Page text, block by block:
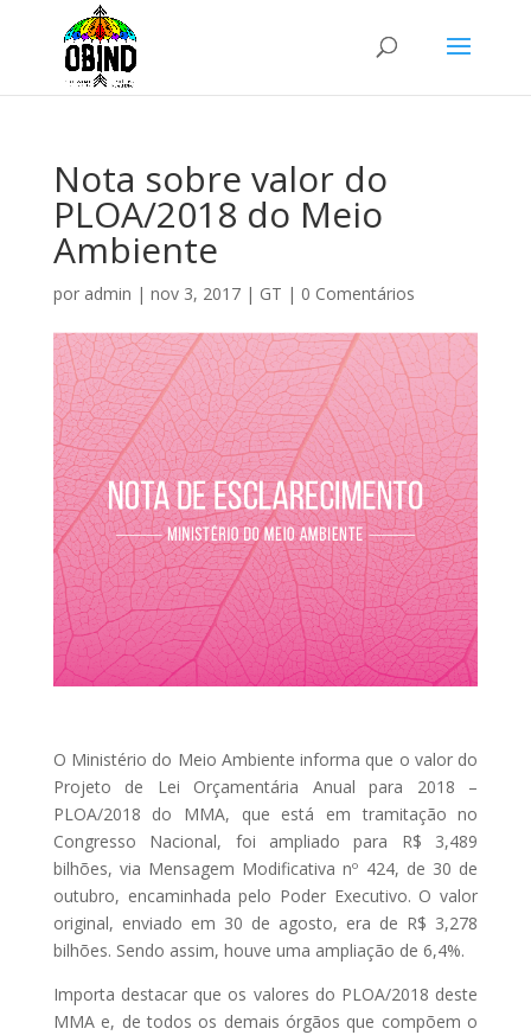
Nota sobre valor do
PLOA/2018 do Meio
Ambiente
por admin | nov 3, 2017| GT | 0 Comentários
O Ministério do Meio Ambiente informa que o valor do
Projeto de Lei Orçamentária Anual para 2018 –
PLOA/2018 do MMA, que está em tramitação no
Congresso Nacional, foi ampliado para R$ 3,489
bilhões, via Mensagem Modificativa nº 424, de 30 de
outubro, encaminhada pelo Poder Executivo. O valor
original, enviado em 30 de agosto, era de R$ 3,278
bilhões. Sendo assim, houve uma ampliação de 6,4%.
Importa destacar que os valores do PLOA/2018 deste
MMA e, de todos os demais órgãos que compõem o